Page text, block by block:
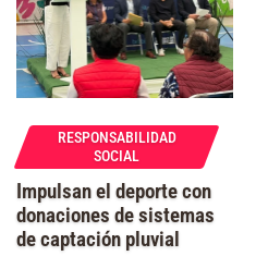
RESPONSABILIDAD
SOCIAL
Impulsan el deporte con
donaciones de sistemas
de captación pluvial